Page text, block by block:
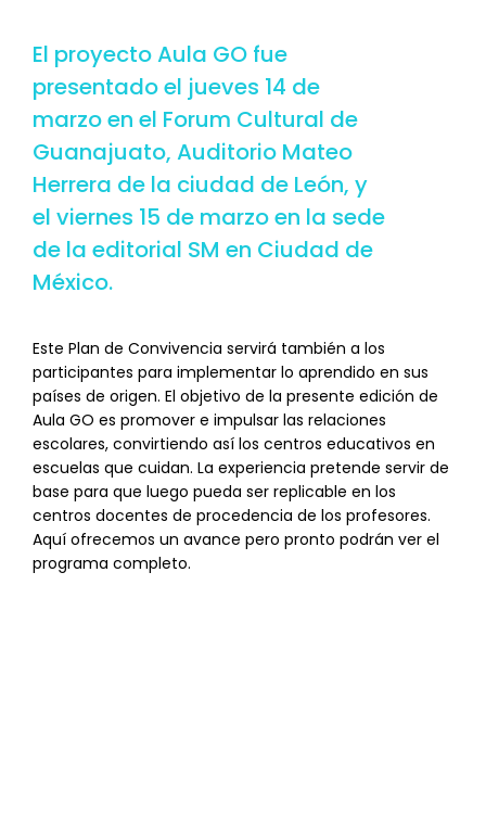
El proyecto Aula GO fue
presentado el jueves 14 de
marzo en el Forum Cultural de
Guanajuato, Auditorio Mateo
Herrera de la ciudad de León, y
el viernes 15 de marzo en la sede
de la editorial SM en Ciudad de
México.
Este Plan de Convivencia servirá también a los
participantes para implementar lo aprendido en sus
países de origen. El objetivo de la presente edición de
Aula GO es promover e impulsar las relaciones
escolares, convirtiendo así los centros educativos en
escuelas que cuidan. La experiencia pretende servir de
base para que luego pueda ser replicable en los
centros docentes de procedencia de los profesores.
Aquí ofrecemos un avance pero pronto podrán ver el
programa completo.